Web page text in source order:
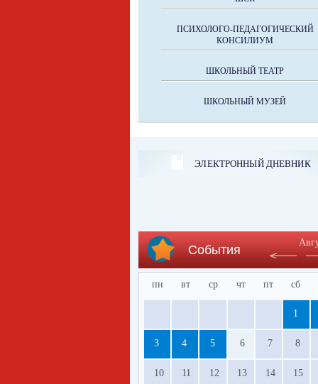
ПСИХОЛОГО-ПЕДАГОГИЧЕСКИЙ
КОНСИЛИУМ
ШКОЛЬНЫЙ ТЕАТР
ШКОЛЬНЫЙ МУЗЕЙ
ЭЛЕКТРОННЫЙ ДНЕВНИК
События
пн вт ср чт пт сб
1
3 4 5 6 7 8
10 11 12 13 14 15